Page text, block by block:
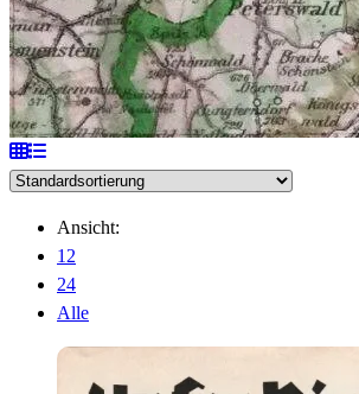
Ansicht:
12
24
Alle